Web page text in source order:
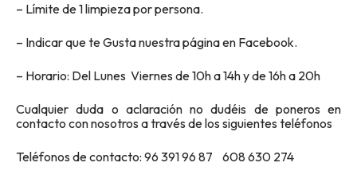
– Límite de 1 limpieza por persona.
– Indicar que te Gusta nuestra página en Facebook.
– Horario: Del Lunes Viernes de 10h a 14h y de 16h a 20h
Cualquier duda o aclaración no dudéis de poneros en
contacto con nosotros a través de los siguientes teléfonos
Teléfonos de contacto: 96 391 96 87 608 630 274